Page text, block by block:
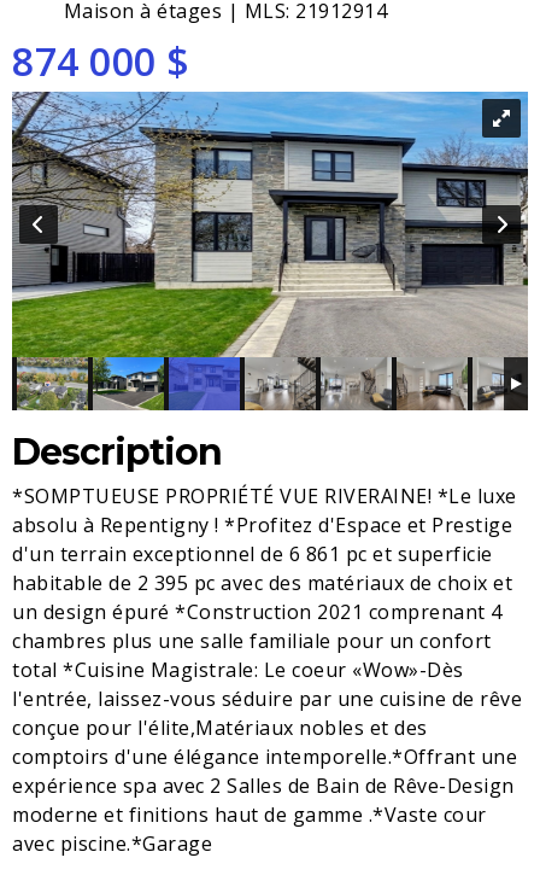
Maison à étages | MLS: 21912914
874 000 $
Description
*SOMPTUEUSE PROPRIÉTÉ VUE RIVERAINE! *Le luxe
absolu à Repentigny ! *Profitez d'Espace et Prestige
d'un terrain exceptionnel de 6 861 pc et superficie
habitable de 2 395 pc avec des matériaux de choix et
un design épuré *Construction 2021 comprenant 4
chambres plus une salle familiale pour un confort
total *Cuisine Magistrale: Le coeur «Wow»-Dès
l'entrée, laissez-vous séduire par une cuisine de rêve
conçue pour l'élite,Matériaux nobles et des
comptoirs d'une élégance intemporelle.*Offrant une
expérience spa avec 2 Salles de Bain de Rêve-Design
moderne et finitions haut de gamme .*Vaste cour
avec piscine.*Garage